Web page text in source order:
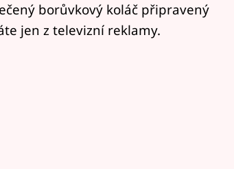
borůvkový koláč připravený
jen z televizní reklamy.